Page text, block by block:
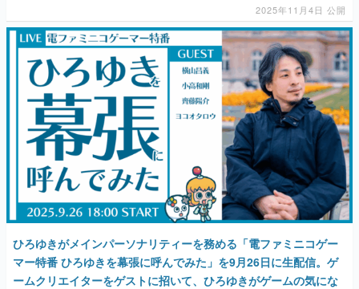
2025年11月4日 公開
ひろゆきがメインパーソナリティーを務める「電ファミニコゲー
マー特番 ひろゆきを幕張に呼んでみた」を9月26日に生配信。ゲ
ームクリエイターをゲストに招いて、ひろゆきがゲームの気にな